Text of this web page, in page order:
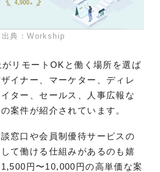
典：Workship
リモートOKと働く場所を選ば
イナー、マーケター、ディレ
ター、セールス、人事広報な
案件が紹介されています。
窓口や会員制優待サービスの
て働ける仕組みがあるのも嬉
円〜10,000円の高単価な案